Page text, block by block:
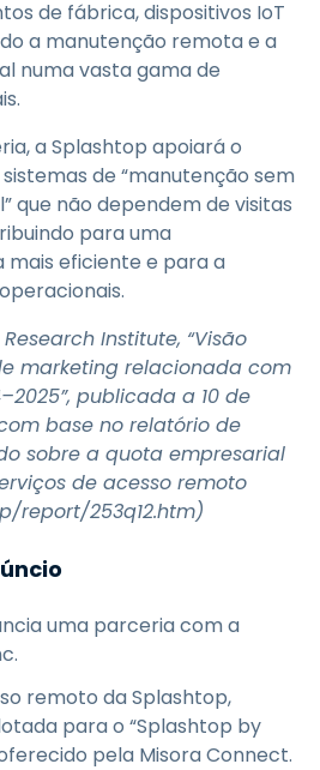
de fábrica, dispositivos IoT
a manutenção remota e a
numa vasta gama de
a Splashtop apoiará o
de “manutenção sem
que não dependem de visitas
para uma
eficiente e para a
Institute, “Visão
marketing relacionada com
publicada a 10 de
base no relatório de
sobre a quota empresarial
de acesso remoto
report/253q12.htm)
uma parceria com a
remoto da Splashtop,
para o “Splashtop by
pela Misora Connect.